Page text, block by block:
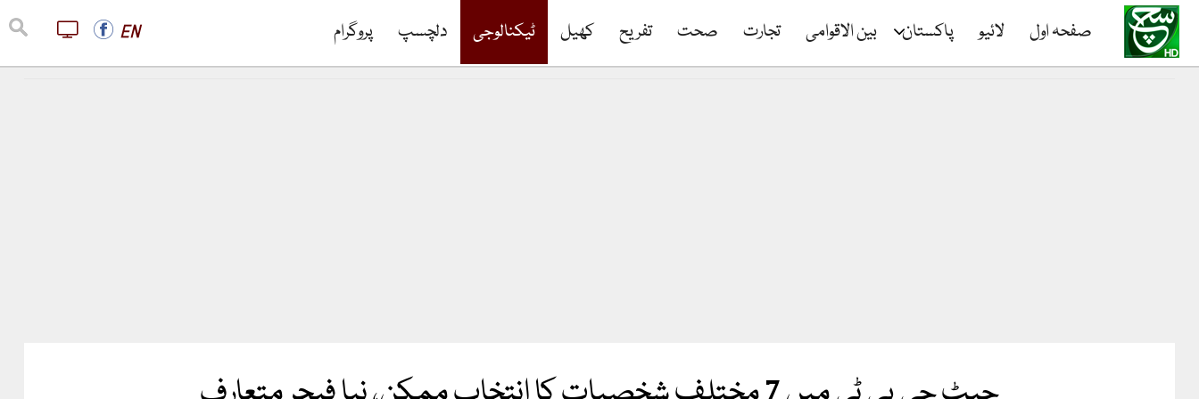
صفحہ اول لائیو پاکستان بین الاقوامی تجارت صحت تفریح کھیل ٹیکنالوجی دلچسپ پروگرام EN